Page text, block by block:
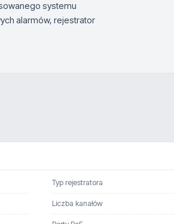
systemu
alarmów, rejestrator
Typ rejestratora
Liczba kanałów